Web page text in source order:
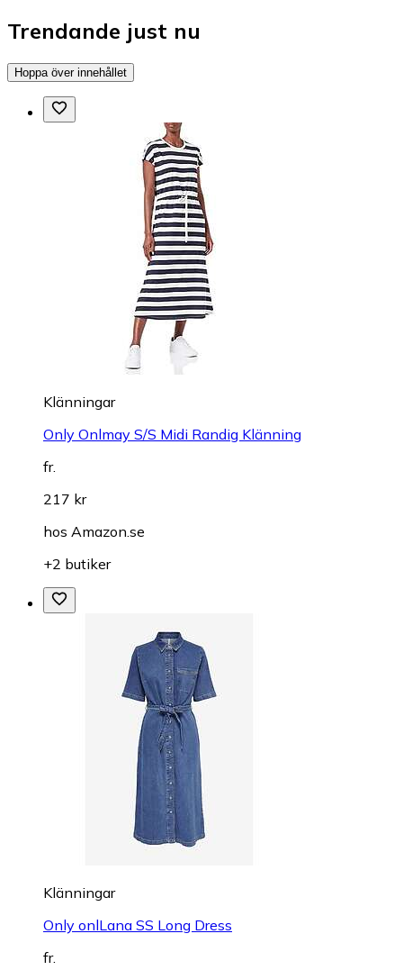
Trendande just nu
Hoppa över innehållet
Klänningar
Only Onlmay S/S Midi Randig Klänning
fr.
217 kr
hos Amazon.se
+2 butiker
Klänningar
Only onlLana SS Long Dress
fr.